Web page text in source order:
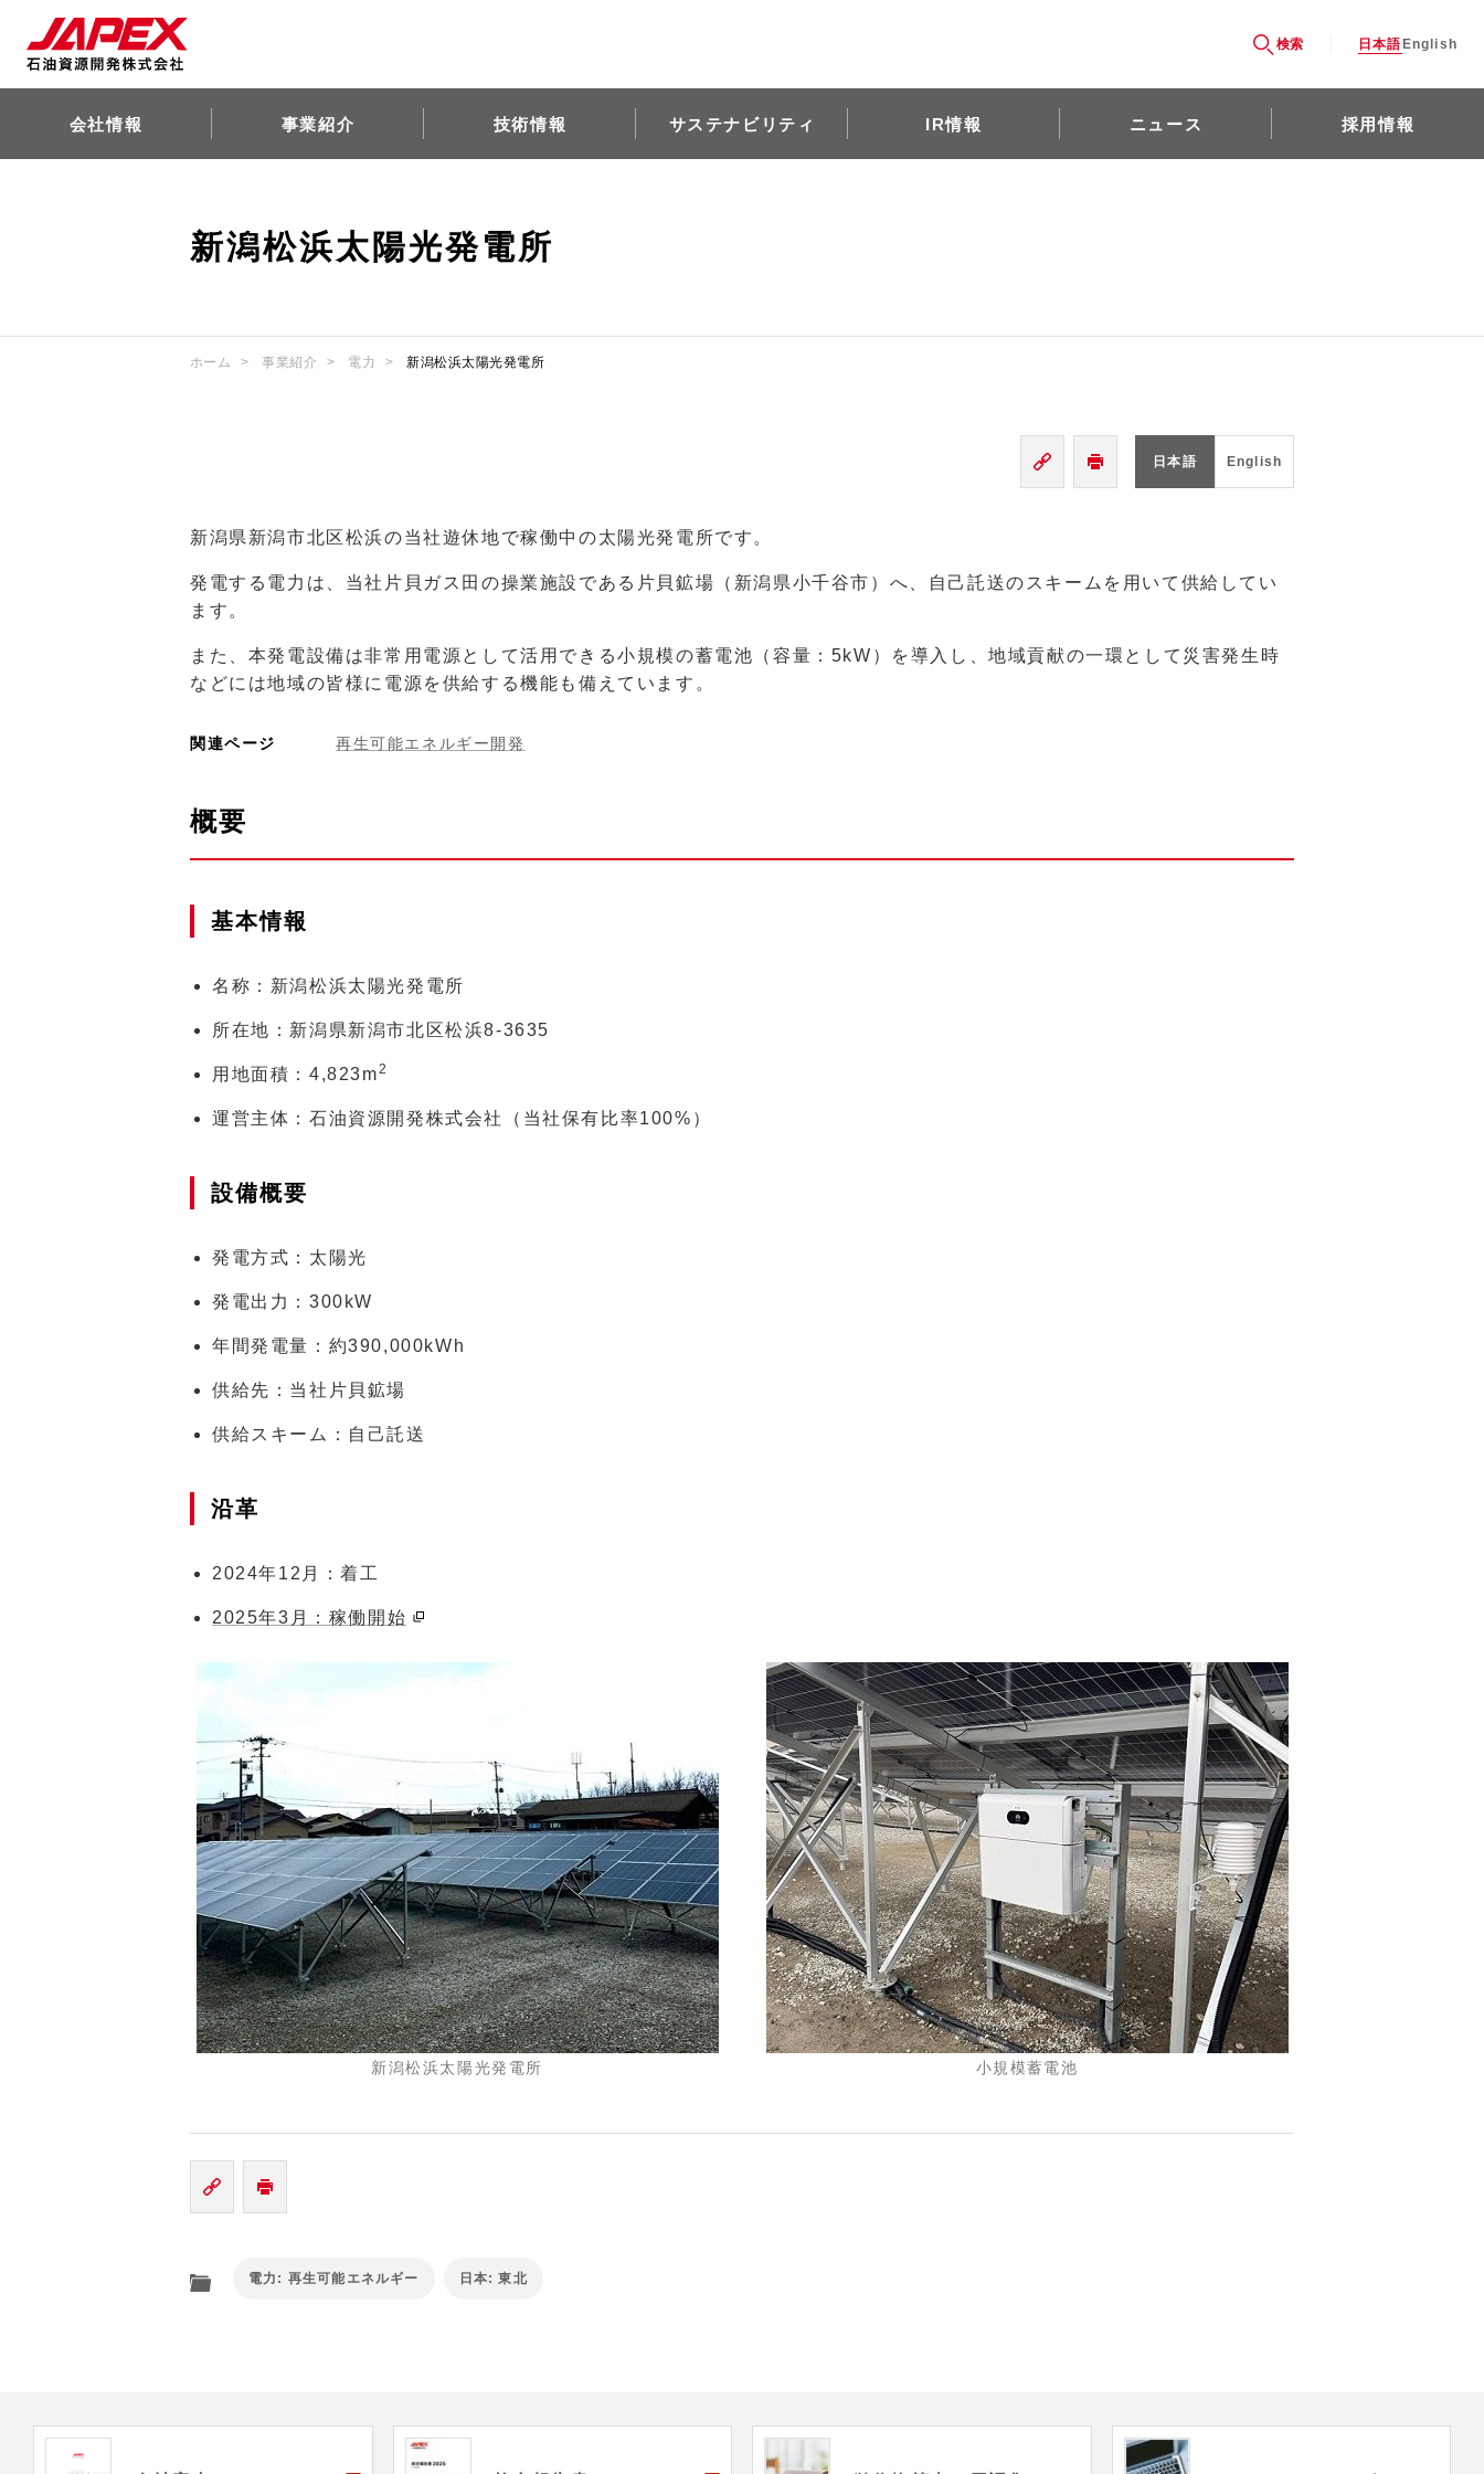
検索 日本語English
会社情報 事業紹介 技術情報 サステナビリティ IR情報 ニュース 採用情報
新潟松浜太陽光発電所
ホーム 事業紹介 電力 新潟松浜太陽光発電所
日本語 English
新潟県新潟市北区松浜の当社遊休地で稼働中の太陽光発電所です。
発電する電力は、当社片貝ガス田の操業施設である片貝鉱場（新潟県小千谷市）へ、自己託送のスキームを用いて供給してい
ます。
また、本発電設備は非常用電源として活用できる小規模の蓄電池（容量：5kW）を導入し、地域貢献の一環として災害発生時
などには地域の皆様に電源を供給する機能も備えています。
関連ページ 再生可能エネルギー開発
概要
基本情報
名称：新潟松浜太陽光発電所
所在地：新潟県新潟市北区松浜8-3635
用地面積： 4,823m2
運営主体：石油資源開発株式会社（当社保有比率100%）
設備概要
発電方式：太陽光
発電出力： 300kW
年間発電量：約390,000kWh
供給先：当社片貝鉱場
供給スキーム：自己託送
沿革
2024年12月：着工
2025年3月：稼働開始
新潟松浜太陽光発電所 小規模蓄電池
電力: 再生可能エネルギー 日本: 東北